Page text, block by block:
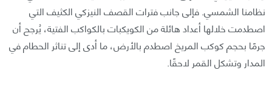
نظامنا الشمسي. فإلى جانب فترات القصف النيزكي الكثيف التي
اصطدمت خلالها أعداد هائلة من الكويكبات بالكواكب الفتية، يُرجح أن
جرمًا بحجم كوكب المريخ اصطدم بالأرض، ما أدى إلى تناثر الحطام في
المدار وتشكل القمر لاحقًا.